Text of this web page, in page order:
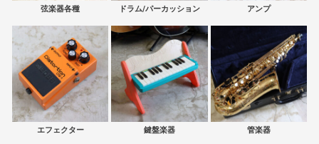
弦楽器各種 ドラム/パーカッション アンプ
エフェクター 鍵盤楽器 管楽器